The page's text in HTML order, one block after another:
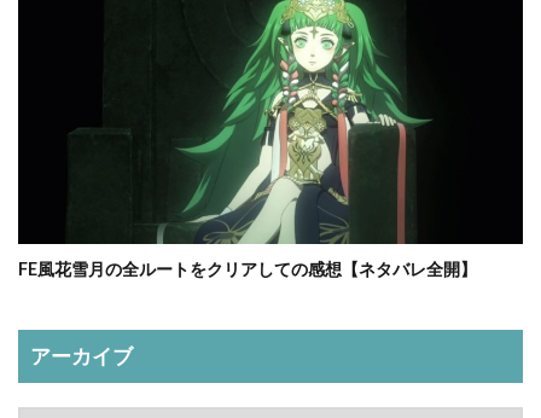
FE風花雪月の全ルートをクリアしての感想【ネタバレ全開】
アーカイブ